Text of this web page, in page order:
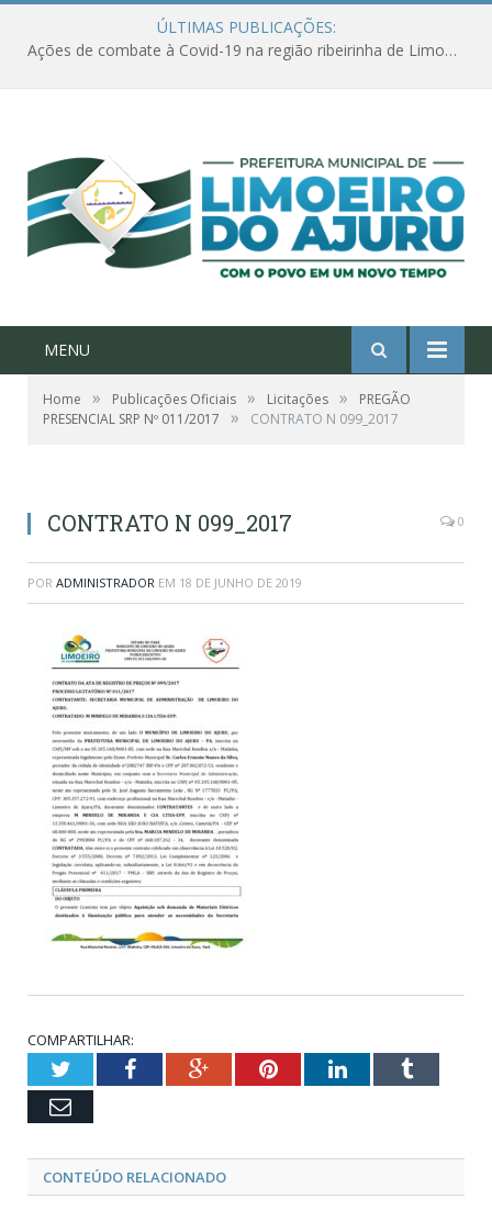
ÚLTIMAS PUBLICAÇÕES:
Ações de combate à Covid-19 na região ribeirinha de Limoeiro do Ajuru continuam
MENU
Home » Publicações Oficiais » Licitações »
PREGÃO
PRESENCIAL SRP Nº 011/2017
» CONTRATO N 099_2017
CONTRATO N 099_2017 0
POR ADMINISTRADOR EM 18 DE JUNHO DE 2019
COMPARTILHAR:
TwitterFacebookGoogle+PinterestLinkedInTumblr
Email
CONTEÚDO RELACIONADO